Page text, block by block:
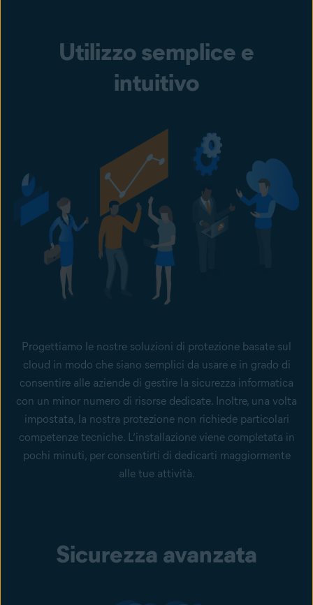
Utilizzo semplice e
intuitivo
Progettiamo le nostre soluzioni di protezione basate sul
cloud in modo che siano semplici da usare e in grado di
consentire alle aziende di gestire la sicurezza informatica
con un minor numero di risorse dedicate. Inoltre, una volta
impostata, la nostra protezione non richiede particolari
competenze tecniche. L’installazione viene completata in
pochi minuti, per consentirti di dedicarti maggiormente
alle tue attività.
Sicurezza avanzata